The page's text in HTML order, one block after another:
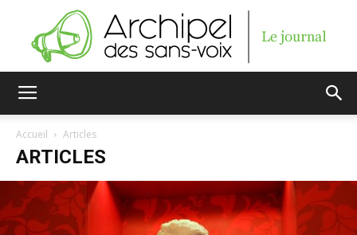
Accueil Articles
ARTICLES